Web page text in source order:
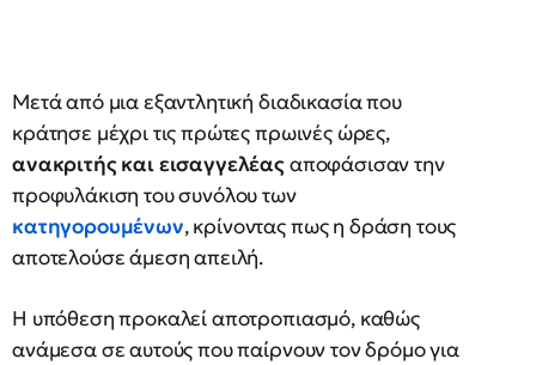
Μετά από μια εξαντλητική διαδικασία που
κράτησε μέχρι τις πρώτες πρωινές ώρες,
ανακριτής και εισαγγελέαςαποφάσισαν την
προφυλάκιση του συνόλου των
κατηγορουμένων, κρίνοντας πως η δράση τους
αποτελούσε άμεση απειλή.
Η υπόθεση προκαλεί αποτροπιασμό, καθώς
ανάμεσα σε αυτούς που παίρνουν τον δρόμο για